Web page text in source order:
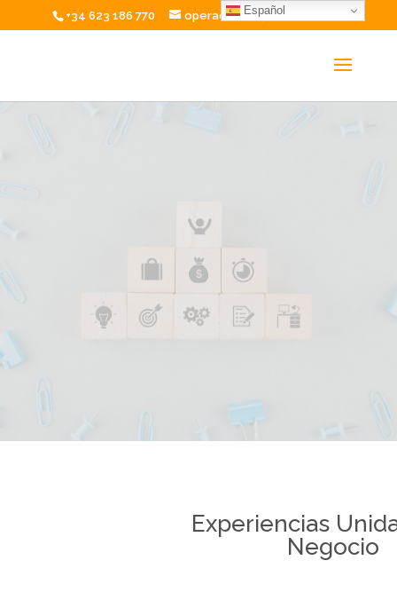
+34 623 186 770 operaciones@excelium.net
Experiencias
Negocio
Español